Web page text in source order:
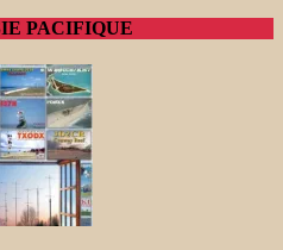
PACIFIQUE